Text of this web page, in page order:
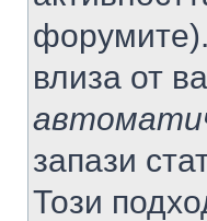
влиза от
запази
Този